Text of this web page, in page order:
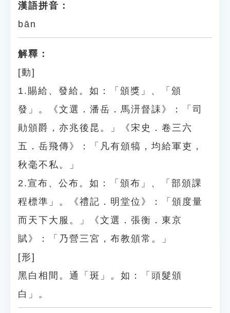
漢語拼音：
bān
解釋：
[動]
1.賜給、發給。如：「頒獎」、「頒
發」。《文選．潘岳．馬汧督誄》：「司
勛頒爵，亦兆後昆。」《宋史．卷三六
五．岳飛傳》：「凡有頒犒，均給軍吏，
秋毫不私。」
2.宣布、公布。如：「頒布」、「部頒課
程標準」。《禮記．明堂位》：「頒度量
而天下大服。」《文選．張衡．東京
賦》：「乃營三宮，布教頒常。」
[形]
黑白相間。通「斑」。如：「頭髮頒
白」。